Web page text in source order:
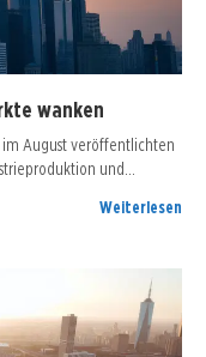
wanken
im August veröffentlichten
und…
Weiterlesen